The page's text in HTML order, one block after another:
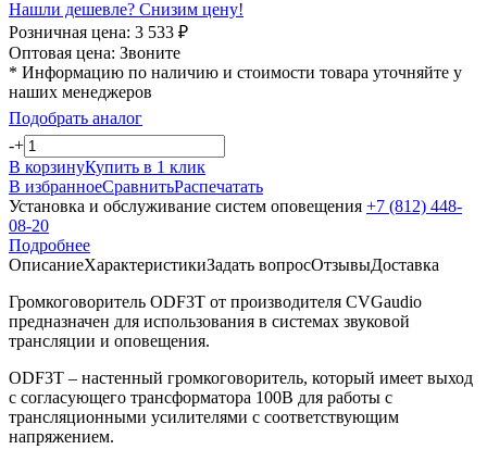
Нашли дешевле? Снизим цену!
Розничная цена: 3 533 ₽
Оптовая цена: Звоните
* Информацию по наличию и стоимости товара уточняйте у
наших менеджеров
Подобрать аналог
-+
В корзинуКупить в 1 клик
В избранноеСравнитьРаспечатать
Установка и обслуживание систем оповещения +7 (812) 448-
08-20
Подробнее
ОписаниеХарактеристикиЗадать вопросОтзывыДоставка
Громкоговоритель ODF3T от производителя CVGaudio
предназначен для использования в системах звуковой
трансляции и оповещения.
ODF3T – настенный громкоговоритель, который имеет выход
с согласующего трансформатора 100В для работы с
трансляционными усилителями с соответствующим
напряжением.